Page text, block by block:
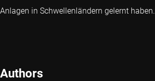
Anlagen in Schwellenländern gelernt haben.
Authors